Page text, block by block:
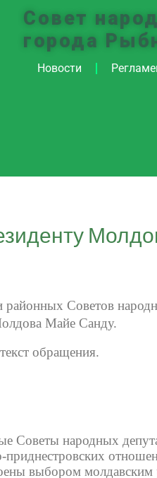
Совет
города
Новости
районных Советов
Майе Санду.
обращения.
Советы народных
выбором молдавским